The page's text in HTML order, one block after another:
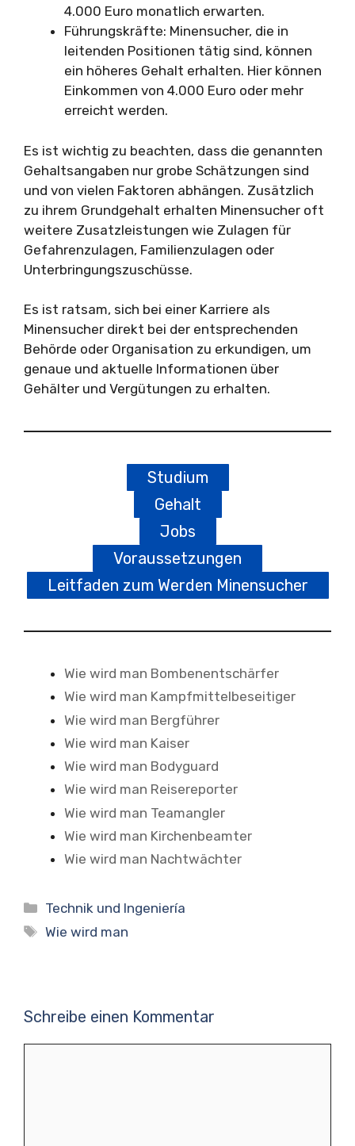
4.000 Euro monatlich erwarten.
Führungskräfte: Minensucher, die in
leitenden Positionen tätig sind, können
ein höheres Gehalt erhalten. Hier können
Einkommen von 4.000 Euro oder mehr
erreicht werden.
Es ist wichtig zu beachten, dass die genannten
Gehaltsangaben nur grobe Schätzungen sind
und von vielen Faktoren abhängen. Zusätzlich
zu ihrem Grundgehalt erhalten Minensucher oft
weitere Zusatzleistungen wie Zulagen für
Gefahrenzulagen, Familienzulagen oder
Unterbringungszuschüsse.
Es ist ratsam, sich bei einer Karriere als
Minensucher direkt bei der entsprechenden
Behörde oder Organisation zu erkundigen, um
genaue und aktuelle Informationen über
Gehälter und Vergütungen zu erhalten.
Studium
Gehalt
Jobs
Voraussetzungen
Leitfaden zum Werden Minensucher
Wie wird man Bombenentschärfer
Wie wird man Kampfmittelbeseitiger
Wie wird man Bergführer
Wie wird man Kaiser
Wie wird man Bodyguard
Wie wird man Reisereporter
Wie wird man Teamangler
Wie wird man Kirchenbeamter
Wie wird man Nachtwächter
Kategorien
Technik und Ingeniería
Schlagwörter
Wie wird man
Schreibe einen Kommentar